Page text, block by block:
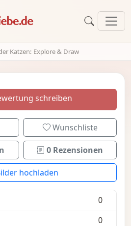
Katzen: Explore & Draw
schreiben
Wunschliste
0 Rezensionen
hochladen
0
0